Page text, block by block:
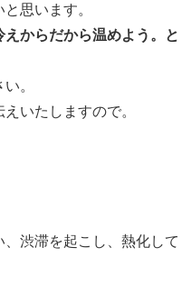
思います。
からだから温めよう。と
。
いたしますので。
渋滞を起こし、熱化して